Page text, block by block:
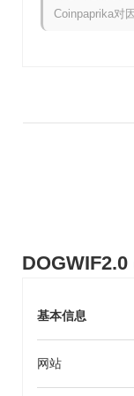
基本信息
网站
使用案例，使其
调培养活跃的用
DOGWIF2.0主要
现无缝交易。用
DOGWIF2.0目前
Coinpaprika对